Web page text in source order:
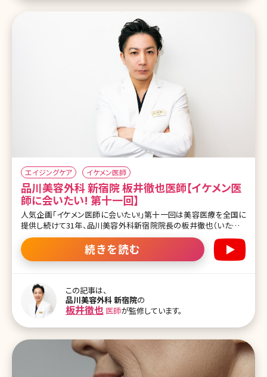
エイジングケア イケメン医師
品川美容外科 新宿院 板井徹也医師【イケメン医
師に会いたい! 第十一回】
人気企画「イケメン医師に会いたい!」第十一回は美容医療を全国に
提供し続けて31年、品川美容外科新宿院院長の板井徹也（いたいて
つや）先生です。 俳優の玉木宏さんを彷彿とさせる爽やかな笑顔と落
ち着いた優しい語り口調が印象的です。もともとは救急医としての経
歴をもち、同期の医師からの誘いで美容医療に転身された板井先
の診療をされている姿勢が見えました。 板井先生に美容医療に対し
て感じていることや、話題の治療や流行しそうな美容医療について詳
しく語っていただきました。 父親は頭が良く、真面目で生徒会長を務
た ー医師を志した理由を教えて
続きを読む
この記事は、
品川美容外科 新宿院の
板井徹也 医師が監修しています。